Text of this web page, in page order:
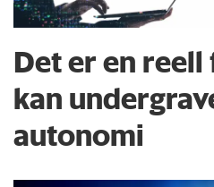
Det er en
kan
autonomi